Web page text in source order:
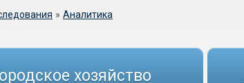
» Аналитика
хозяйство